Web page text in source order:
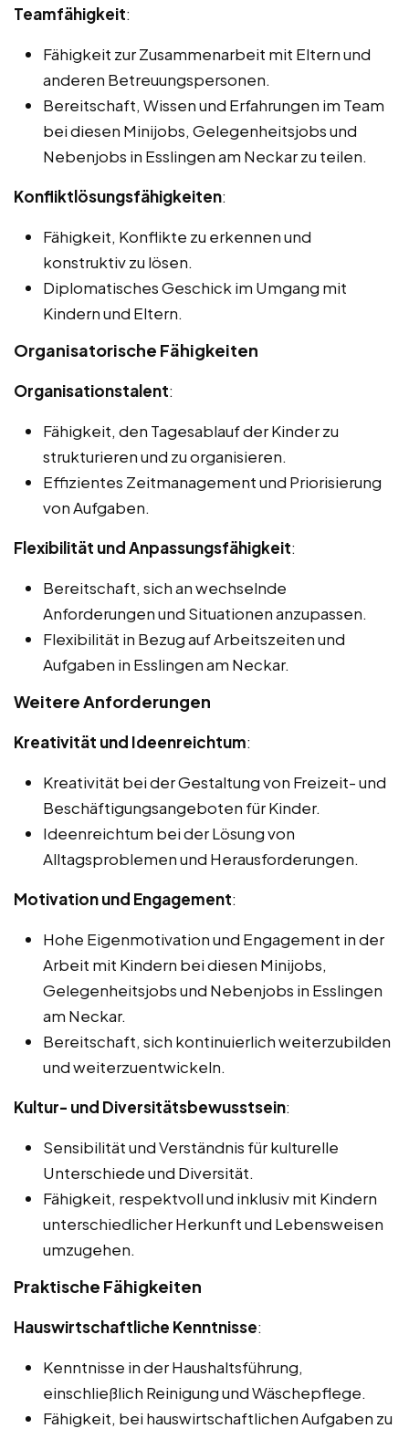
Teamfähigkeit:
Fähigkeit zur Zusammenarbeit mit Eltern und
anderen Betreuungspersonen.
Bereitschaft, Wissen und Erfahrungen im Team
bei diesen Minijobs, Gelegenheitsjobs und
Nebenjobs in Esslingen am Neckar zu teilen.
Konfliktlösungsfähigkeiten:
Fähigkeit, Konflikte zu erkennen und
konstruktiv zu lösen.
Diplomatisches Geschick im Umgang mit
Kindern und Eltern.
Organisatorische Fähigkeiten
Organisationstalent:
Fähigkeit, den Tagesablauf der Kinder zu
strukturieren und zu organisieren.
Effizientes Zeitmanagement und Priorisierung
von Aufgaben.
Flexibilität und Anpassungsfähigkeit:
Bereitschaft, sich an wechselnde
Anforderungen und Situationen anzupassen.
Flexibilität in Bezug auf Arbeitszeiten und
Aufgaben in Esslingen am Neckar.
Weitere Anforderungen
Kreativität und Ideenreichtum:
Kreativität bei der Gestaltung von Freizeit- und
Beschäftigungsangeboten für Kinder.
Ideenreichtum bei der Lösung von
Alltagsproblemen und Herausforderungen.
Motivation und Engagement:
Hohe Eigenmotivation und Engagement in der
Arbeit mit Kindern bei diesen Minijobs,
Gelegenheitsjobs und Nebenjobs in Esslingen
am Neckar.
Bereitschaft, sich kontinuierlich weiterzubilden
und weiterzuentwickeln.
Kultur- und Diversitätsbewusstsein:
Sensibilität und Verständnis für kulturelle
Unterschiede und Diversität.
Fähigkeit, respektvoll und inklusiv mit Kindern
unterschiedlicher Herkunft und Lebensweisen
umzugehen.
Praktische Fähigkeiten
Hauswirtschaftliche Kenntnisse:
Kenntnisse in der Haushaltsführung,
einschließlich Reinigung und Wäschepflege.
Fähigkeit, bei hauswirtschaftlichen Aufgaben zu